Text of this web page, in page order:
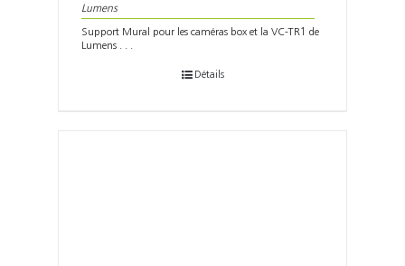
Lumens
Support Mural pour les caméras box et la VC-TR1 de
Lumens . . .
Détails